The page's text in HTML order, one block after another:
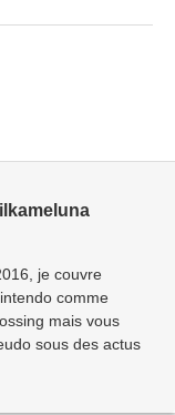
je couvre
comme
mais vous
sous des actus